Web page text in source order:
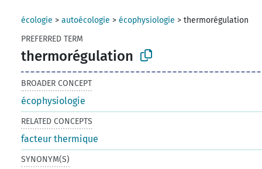
écologie >autoécologie >écophysiologie >thermorégulation
PREFERRED TERM
thermorégulation
BROADER CONCEPT
écophysiologie
RELATED CONCEPTS
facteur thermique
SYNONYM(S)